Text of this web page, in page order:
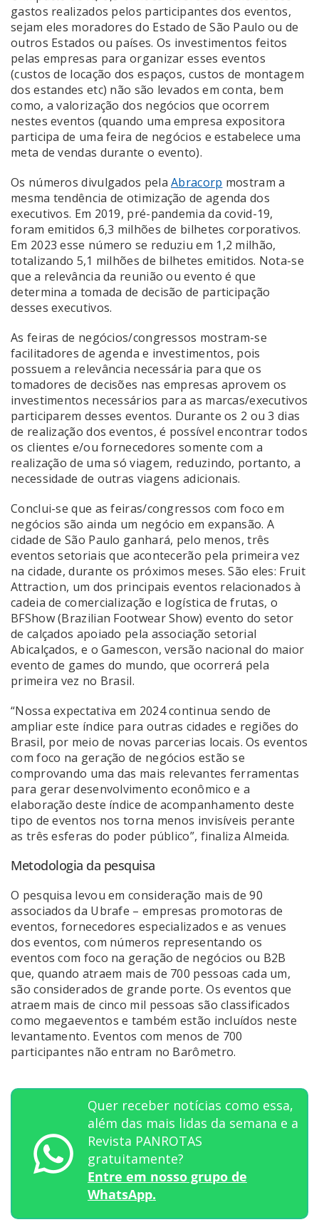
gastos realizados pelos participantes dos eventos,
sejam eles moradores do Estado de São Paulo ou de
outros Estados ou países. Os investimentos feitos
pelas empresas para organizar esses eventos
(custos de locação dos espaços, custos de montagem
dos estandes etc) não são levados em conta, bem
como, a valorização dos negócios que ocorrem
nestes eventos (quando uma empresa expositora
participa de uma feira de negócios e estabelece uma
meta de vendas durante o evento).
Os números divulgados pelaAbracorp mostram a
mesma tendência de otimização de agenda dos
executivos. Em 2019, pré-pandemia da covid-19,
foram emitidos 6,3 milhões de bilhetes corporativos.
Em 2023 esse número se reduziu em 1,2 milhão,
totalizando 5,1 milhões de bilhetes emitidos. Nota-se
que a relevância da reunião ou evento é que
determina a tomada de decisão de participação
desses executivos.
As feiras de negócios/congressos mostram-se
facilitadores de agenda e investimentos, pois
possuem a relevância necessária para que os
tomadores de decisões nas empresas aprovem os
investimentos necessários para as marcas/executivos
participarem desses eventos. Durante os 2 ou 3 dias
de realização dos eventos, é possível encontrar todos
os clientes e/ou fornecedores somente com a
realização de uma só viagem, reduzindo, portanto, a
necessidade de outras viagens adicionais.
Conclui-se que as feiras/congressos com foco em
negócios são ainda um negócio em expansão. A
cidade de São Paulo ganhará, pelo menos, três
eventos setoriais que acontecerão pela primeira vez
na cidade, durante os próximos meses. São eles: Fruit
Attraction, um dos principais eventos relacionados à
cadeia de comercialização e logística de frutas, o
BFShow (Brazilian Footwear Show) evento do setor
de calçados apoiado pela associação setorial
Abicalçados, e o Gamescon, versão nacional do maior
evento de games do mundo, que ocorrerá pela
primeira vez no Brasil.
“Nossa expectativa em 2024 continua sendo de
ampliar este índice para outras cidades e regiões do
Brasil, por meio de novas parcerias locais. Os eventos
com foco na geração de negócios estão se
comprovando uma das mais relevantes ferramentas
para gerar desenvolvimento econômico e a
elaboração deste índice de acompanhamento deste
tipo de eventos nos torna menos invisíveis perante
as três esferas do poder público”, finaliza Almeida.
Metodologia da pesquisa
O pesquisa levou em consideração mais de 90
associados da Ubrafe – empresas promotoras de
eventos, fornecedores especializados e as venues
dos eventos, com números representando os
eventos com foco na geração de negócios ou B2B
que, quando atraem mais de 700 pessoas cada um,
são considerados de grande porte. Os eventos que
atraem mais de cinco mil pessoas são classificados
como megaeventos e também estão incluídos neste
levantamento. Eventos com menos de 700
participantes não entram no Barômetro.
Quer receber notícias como essa,
além das mais lidas da semana e a
Revista PANROTAS
gratuitamente?
Entre em nosso grupo de
WhatsApp.